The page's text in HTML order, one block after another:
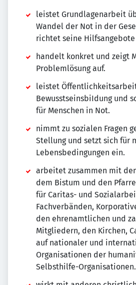
leistet Grundlagenarbeit
Wandel der Not in der
richtet seine
handelt konkret und zeigt
Problemlösung auf.
leistet
BewusstseinsbiIdung und
für Menschen in Not.
nimmt zu sozialen Fragen
Stellung und setzt sich für
Lebensbedingungen ein.
arbeitet zusammen mit
dem Bistum und den
für Caritas- und
Fachverbänden,
den ehrenamtlichen und
Mitgliedern, den Kirchen,
auf nationaler und
Organisationen der
Selbsthilfe-Organisationen.